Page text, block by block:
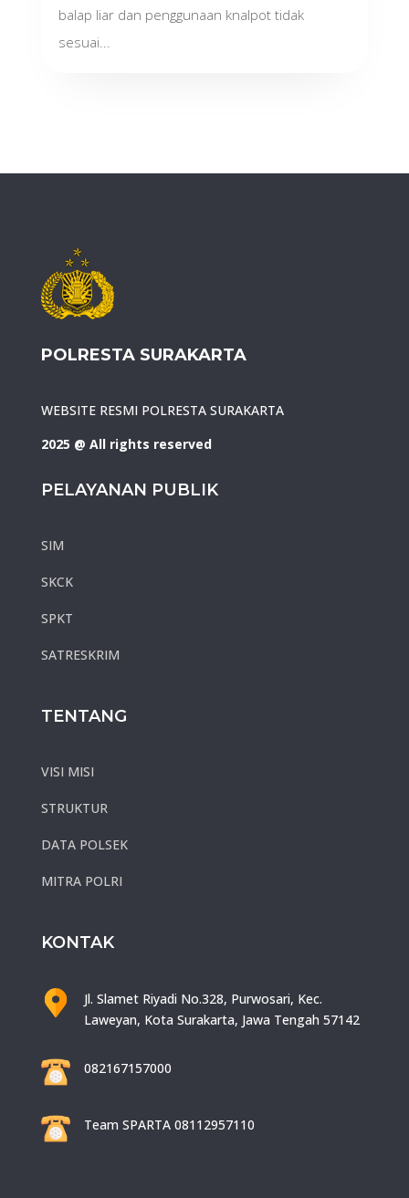
balap liar dan penggunaan knalpot tidak
sesuai...
POLRESTA SURAKARTA
WEBSITE RESMI POLRESTA SURAKARTA
2025 @ All rights reserved
PELAYANAN PUBLIK
SIM
SKCK
SPKT
SATRESKRIM
TENTANG
VISI MISI
STRUKTUR
DATA POLSEK
MITRA POLRI
KONTAK
Jl. Slamet Riyadi No.328, Purwosari, Kec.
Laweyan, Kota Surakarta, Jawa Tengah 57142
082167157000
Team SPARTA 08112957110